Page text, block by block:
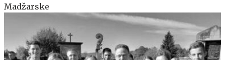
Madžarske